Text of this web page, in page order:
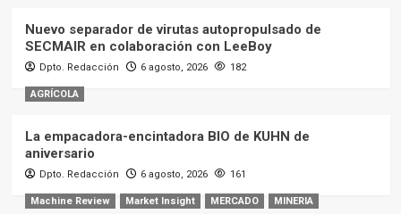
Nuevo separador de virutas autopropulsado de
SECMAIR en colaboración con LeeBoy
Dpto. Redacción 6 agosto, 2026 182
AGRÍCOLA
La empacadora-encintadora BIO de KUHN de
aniversario
Dpto. Redacción 6 agosto, 2026 161
Machine Review Market Insight MERCADO MINERIA